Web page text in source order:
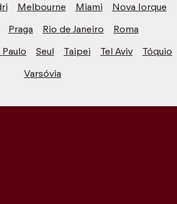
Melbourne Miami
Nova Iorque
Praga Rio de Janeiro
Roma
Paulo Seul Taipei Tel Aviv
Tóquio
Varsóvia